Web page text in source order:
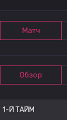
Матч
Обзор
1-Й ТАЙМ